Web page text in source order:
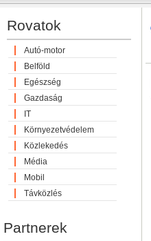
Rovatok
Autó-motor
Belföld
Egészség
Gazdaság
IT
Környezetvédelem
Közlekedés
Média
Mobil
Távközlés
Partnerek